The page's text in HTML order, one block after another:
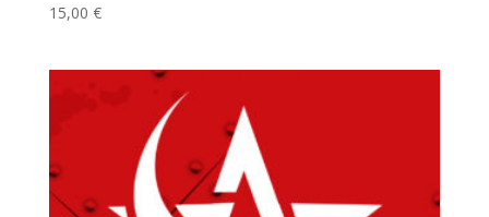
15,00 €